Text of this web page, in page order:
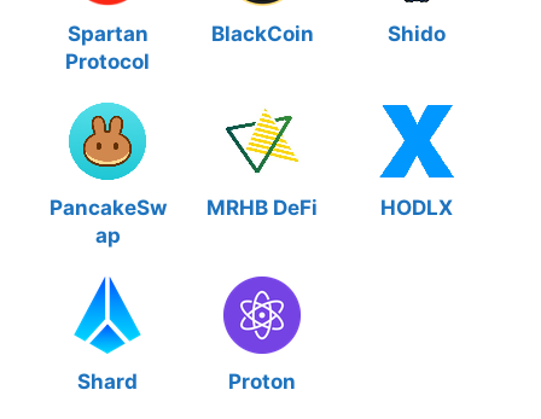
Spartan
Protocol
BlackCoin Shido
PancakeSw
ap
MRHB DeFi HODLX
Shard Proton